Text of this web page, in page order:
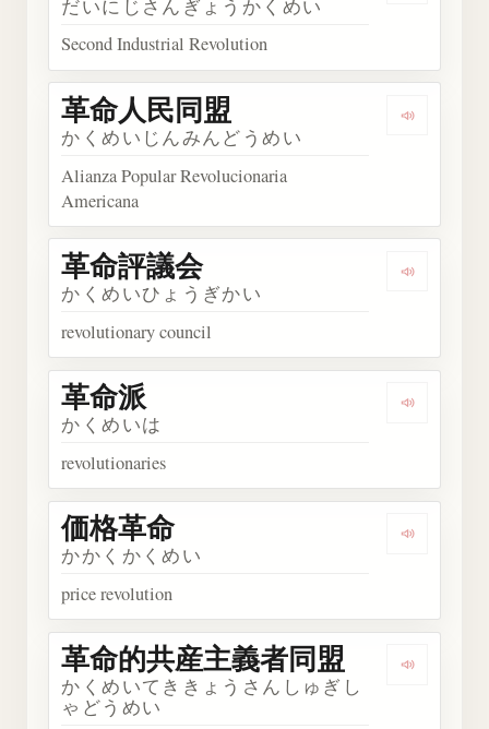
だいにじさんぎょうかくめい
Second Industrial Revolution
Listen to
革命人民同盟
かくめいじんみんどうめい
Alianza Popular Revolucionaria
Americana
Listen to
革命評議会
かくめいひょうぎかい
revolutionary council
Listen to
革命派
かくめいは
revolutionaries
Listen to
価格革命
かかくかくめい
price revolution
Listen to
革命的共産主義者同盟
かくめいてききょうさんしゅぎし
ゃどうめい